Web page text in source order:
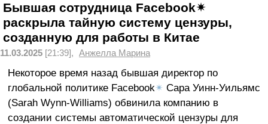
Бывшая сотрудница Facebook✴
раскрыла тайную систему цензуры,
созданную для работы в Китае
11.03.2025 [21:39], Анжелла Марина
Некоторое время назад бывшая директор по
глобальной политике Facebook✴ Сара Уинн-Уильямс
(Sarah Wynn-Williams) обвинила компанию в
создании системы автоматической цензуры для